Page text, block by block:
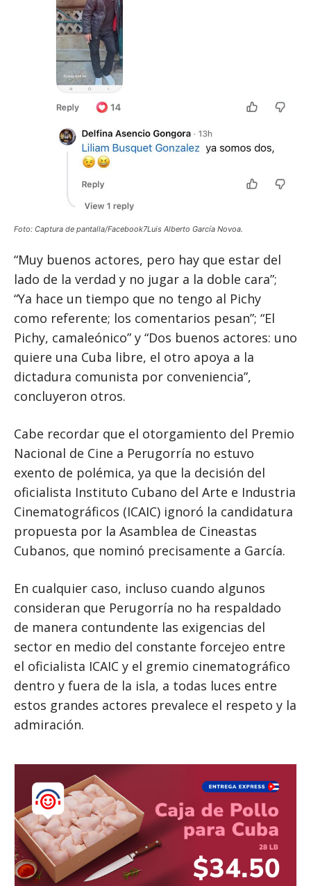
Foto: Captura de pantalla/Facebook7Luis Alberto García Novoa.
“Muy buenos actores, pero hay que estar del
lado de la verdad y no jugar a la doble cara”;
“Ya hace un tiempo que no tengo al Pichy
como referente; los comentarios pesan”; “El
Pichy, camaleónico” y “Dos buenos actores: uno
quiere una Cuba libre, el otro apoya a la
dictadura comunista por conveniencia”,
concluyeron otros.
Cabe recordar que el otorgamiento del Premio
Nacional de Cine a Perugorría no estuvo
exento de polémica, ya que la decisión del
oficialista Instituto Cubano del Arte e Industria
Cinematográficos (ICAIC) ignoró la candidatura
propuesta por la Asamblea de Cineastas
Cubanos, que nominó precisamente a García.
En cualquier caso, incluso cuando algunos
consideran que Perugorría no ha respaldado
de manera contundente las exigencias del
sector en medio del constante forcejeo entre
el oficialista ICAIC y el gremio cinematográfico
dentro y fuera de la isla, a todas luces entre
estos grandes actores prevalece el respeto y la
admiración.